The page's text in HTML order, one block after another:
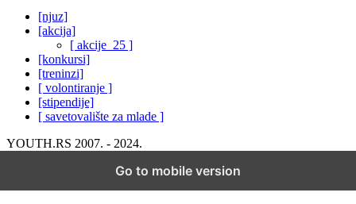
[njuz]
[akcija]
[ akcije_25 ]
[konkursi]
[treninzi]
[ volontiranje ]
[stipendije]
[ savetovalište za mlade ]
YOUTH.RS 2007. - 2024.
Go to mobile version